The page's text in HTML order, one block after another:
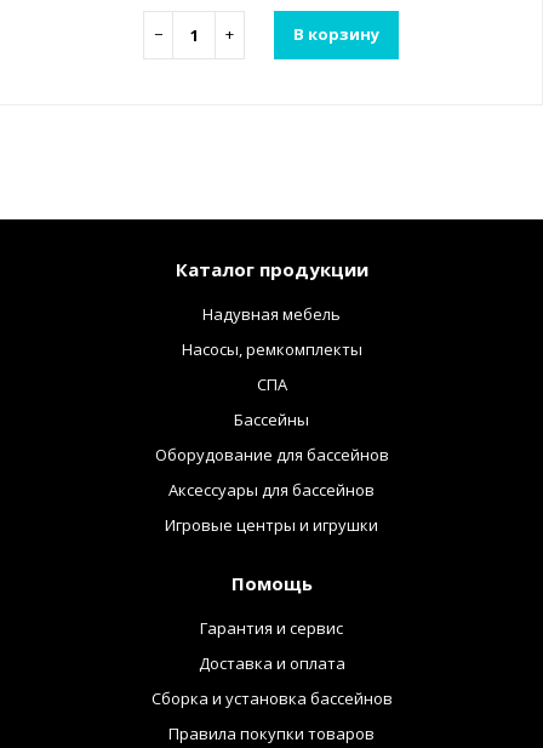
− + В корзину
Каталог продукции
Надувная мебель
Насосы, ремкомплекты
СПА
Бассейны
Оборудование для бассейнов
Аксессуары для бассейнов
Игровые центры и игрушки
Помощь
Гарантия и сервис
Доставка и оплата
Сборка и установка бассейнов
Правила покупки товаров